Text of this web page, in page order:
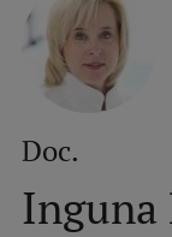
Meklēt Mobile
augšējā
izvēlne
Skolēniem
Studentiem
Darba devējiem
Doc.
Inguna